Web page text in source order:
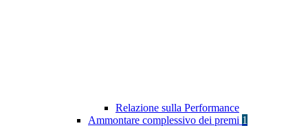
Relazione sulla Performance
Ammontare complessivo dei premi 1